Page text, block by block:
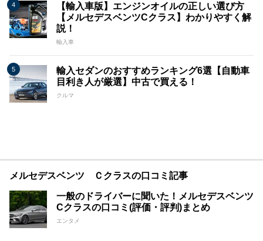
【輸入車版】エンジンオイルの正しい選び方
【メルセデスベンツCクラス】わかりやすく解
説！
輸入車
輸入セダンのおすすめランキング6選【自動車
目利き人が厳選】中古で買える！
クルマ
メルセデスベンツ Ｃクラスの口コミ記事
一般のドライバーに聞いた！メルセデスベンツ
Cクラスの口コミ(評価・評判)まとめ
エンタメ